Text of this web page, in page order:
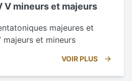
V mineurs et majeurs
majeures et
majeurs et mineurs
VOIR PLUS